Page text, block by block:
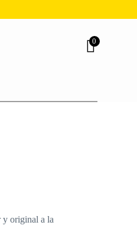
0
y original a la